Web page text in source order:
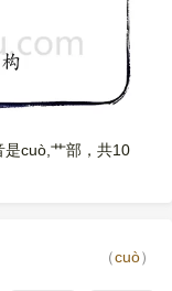
是cuò,艹部，共10
（cuò）